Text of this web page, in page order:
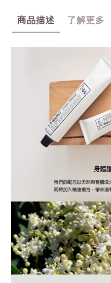
商品描述 了解更多